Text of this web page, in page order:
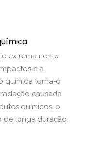
extremamente
e à
química torna-o
causada
químicos, o
de longa duração.